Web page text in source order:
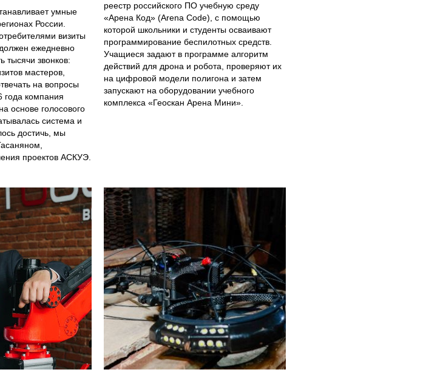
умные
России.
визиты
ежедневно
тысячи звонков:
мастеров,
на вопросы
года компания
основе голосового
система и
достичь, мы
проектов АСКУЭ.
реестр российского ПО учебную среду
«Арена Код» (Arena Code), с помощью
которой школьники и студенты осваивают
программирование беспилотных средств.
Учащиеся задают в программе алгоритм
действий для дрона и робота, проверяют их
на цифровой модели полигона и затем
запускают на оборудовании учебного
комплекса «Геоскан Арена Мини».